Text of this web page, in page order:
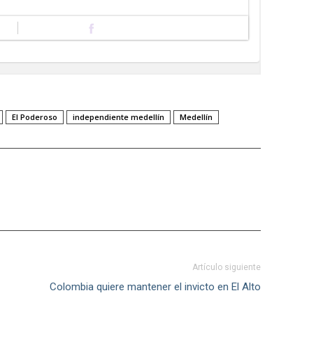
El Poderoso independiente medellín Medellín
Artículo siguiente
Colombia quiere mantener el invicto en El Alto